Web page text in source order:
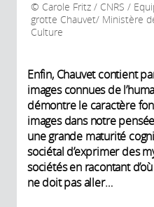
Carole Fritz / CNRS /
grotte Chauvet/ Ministère
Culture
Enfin, Chauvet contient
images connues de
démontre le caractère
images dans notre
une grande maturité
sociétal d’exprimer des
sociétés en racontant d’où
ne doit pas aller…